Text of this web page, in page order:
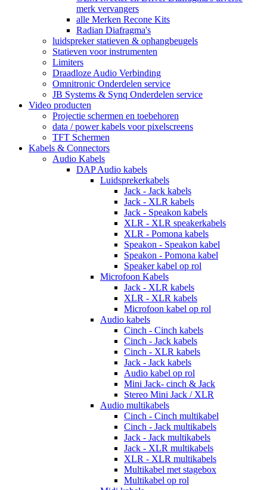
merk vervangers
alle Merken Recone Kits
Radian Diafragma's
luidspreker statieven & ophangbeugels
Statieven voor instrumenten
Limiters
Draadloze Audio Verbinding
Omnitronic Onderdelen service
JB Systems & Synq Onderdelen service
Video producten
Projectie schermen en toebehoren
data / power kabels voor pixelscreens
TFT Schermen
Kabels & Connectors
Audio Kabels
DAP Audio kabels
Luidsprekerkabels
Jack - Jack kabels
Jack - XLR kabels
Jack - Speakon kabels
XLR - XLR speakerkabels
XLR - Pomona kabels
Speakon - Speakon kabel
Speakon - Pomona kabel
Speaker kabel op rol
Microfoon Kabels
Jack - XLR kabels
XLR - XLR kabels
Microfoon kabel op rol
Audio kabels
Cinch - Cinch kabels
Cinch - Jack kabels
Cinch - XLR kabels
Jack - Jack kabels
Audio kabel op rol
Mini Jack- cinch & Jack
Stereo Mini Jack / XLR
Audio multikabels
Cinch - Cinch multikabel
Cinch - Jack multikabels
Jack - Jack multikabels
Jack - XLR multikabels
XLR - XLR multikabels
Multikabel met stagebox
Multikabel op rol